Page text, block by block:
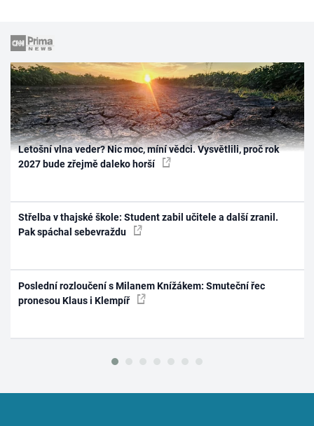
Letošní vlna veder? Nic moc, míní vědci. Vysvětlili, proč rok
2027 bude zřejmě daleko horší
Střelba v thajské škole: Student zabil učitele a další zranil.
Pak spáchal sebevraždu
Poslední rozloučení s Milanem Knížákem: Smuteční řec
pronesou Klaus i Klempíř